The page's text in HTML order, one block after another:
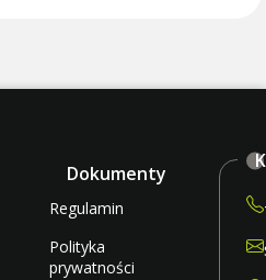
Dokumenty
Regulamin
Polityka
prywatności